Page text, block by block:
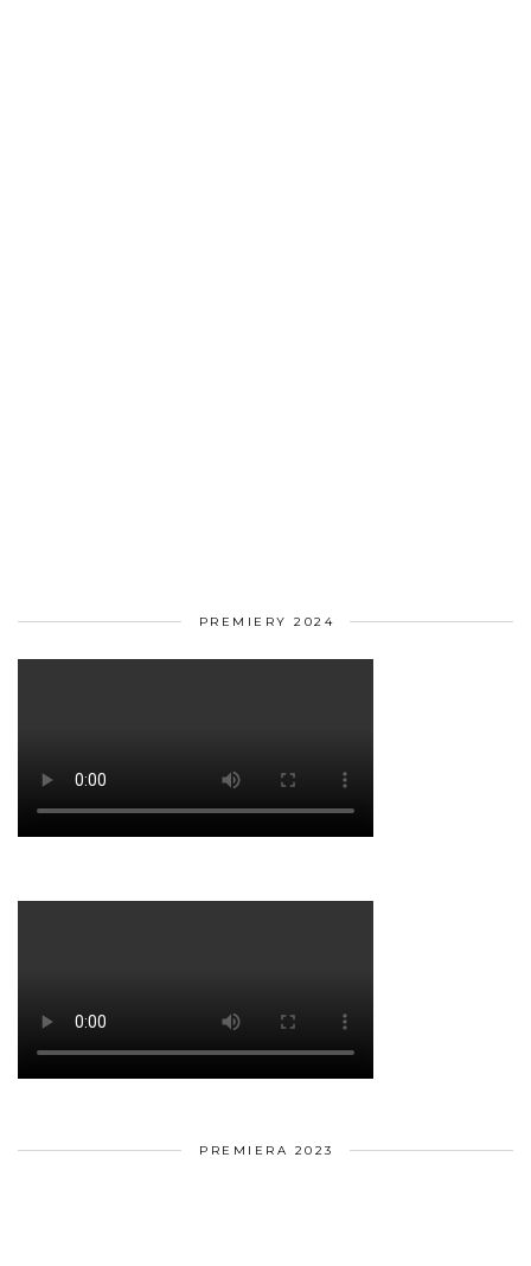
PREMIERY 2024
PREMIERA 2023